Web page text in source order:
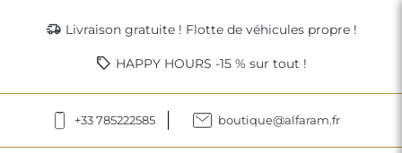
delivery_truck_speed Livraison gratuite ! Flotte de véhicules propre !
sell HAPPY HOURS -15 % sur tout !
+33 785222585 boutique@alfaram.fr